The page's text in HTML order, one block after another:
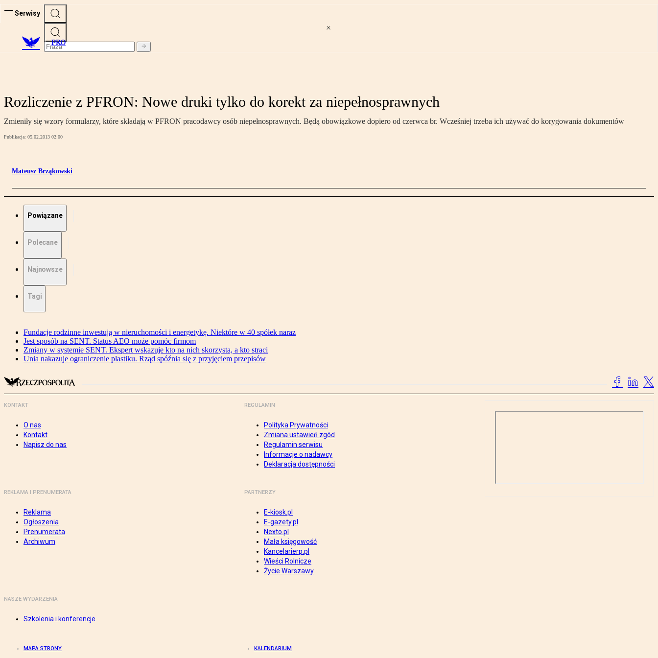
Serwisy
PRO
Rozliczenie z PFRON: Nowe druki tylko do korekt za niepełnosprawnych
Zmieniły się wzory formularzy, które składają w PFRON pracodawcy osób niepełnosprawnych. Będą obowiązkowe dopiero od czerwca br. Wcześniej trzeba ich używać do korygowania dokumentów
Publikacja: 05.02.2013 02:00
Mateusz Brząkowski
Powiązane
Polecane
Najnowsze
Tagi
Fundacje rodzinne inwestują w nieruchomości i energetykę. Niektóre w 40 spółek naraz
Jest sposób na SENT. Status AEO może pomóc firmom
Zmiany w systemie SENT. Ekspert wskazuje kto na nich skorzysta, a kto straci
Unia nakazuje ograniczenie plastiku. Rząd spóźnia się z przyjęciem przepisów
KONTAKT
O nas
Kontakt
Napisz do nas
REGULAMIN
Polityka Prywatności
Zmiana ustawień zgód
Regulamin serwisu
Informacje o nadawcy
Deklaracja dostępności
REKLAMA I PRENUMERATA
Reklama
Ogłoszenia
Prenumerata
Archiwum
PARTNERZY
E-kiosk.pl
E-gazety.pl
Nexto.pl
Mała księgowość
Kancelarierp.pl
Wieści Rolnicze
Życie Warszawy
NASZE WYDARZENIA
Szkolenia i konferencje
MAPA STRONY KALENDARIUM